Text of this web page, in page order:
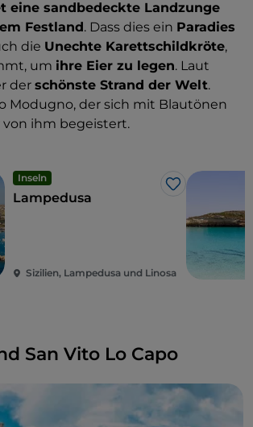
eine sandbedeckte Landzunge
Festland. Dass dies ein Paradies
die Unechte Karettschildkröte,
um ihre Eier zu legen. Laut
der schönste Strand der Welt.
Modugno, der sich mit Blautönen
von ihm begeistert.
Inseln
Like
Lampedusa
Sizilien, Lampedusa und Linosa
San Vito Lo Capo